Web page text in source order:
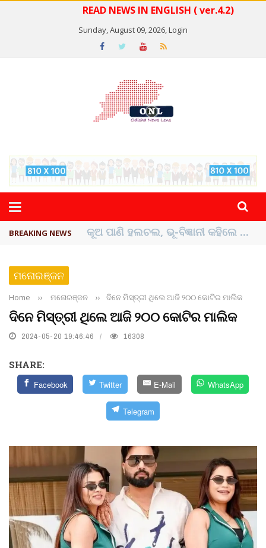
READ NEWS IN ENGLISH ( ver.4.2)
Sunday, August 09, 2026,Login
BREAKING NEWS ଅଲଗା ହେବେନି ସଙ୍ଗୀତା-ବିଜୟ
ମନୋରଞ୍ଜନ
Home ›› ମନୋରଞ୍ଜନ ›› ଦିନେ ମିସ୍ତ୍ରୀ ଥିଲେ ଆଜି ୨୦୦ କୋଟିର ମାଲିକ
ଦିନେ ମିସ୍ତ୍ରୀ ଥିଲେ ଆଜି ୨୦୦ କୋଟିର ମାଲିକ
2024-05-20 19:46:46 16308
SHARE:
Facebook Twitter E-Mail WhatsApp
Telegram